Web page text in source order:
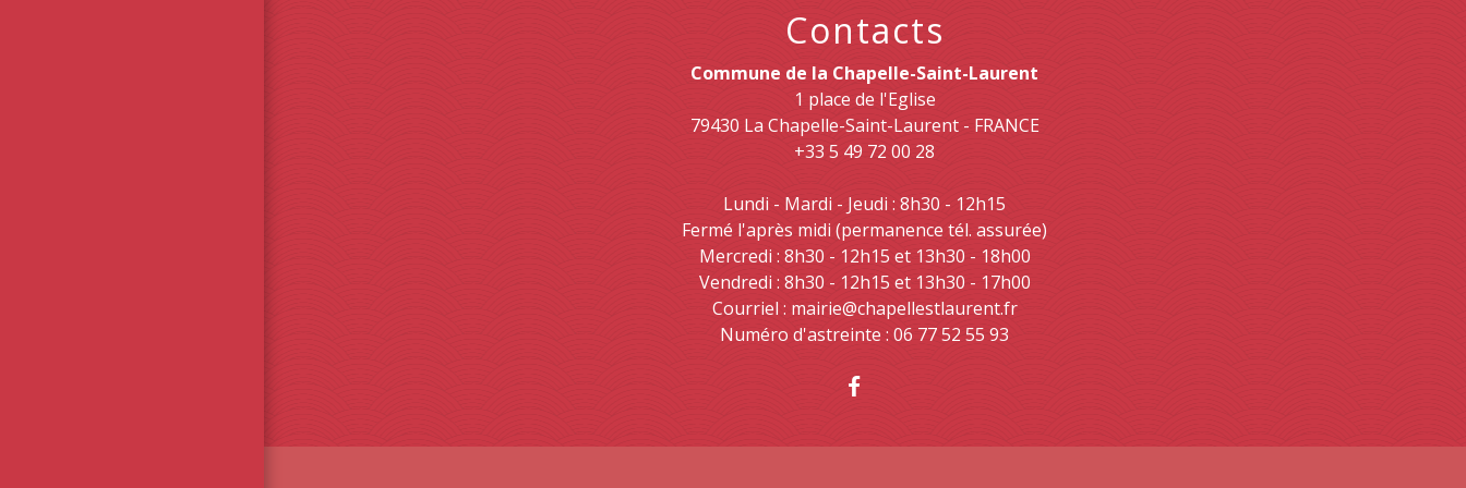
Contacts
Commune de la Chapelle-Saint-Laurent
1 place de l'Eglise
79430 La Chapelle-Saint-Laurent - FRANCE
+33 5 49 72 00 28
Lundi - Mardi - Jeudi : 8h30 - 12h15
Fermé l'après midi (permanence tél. assurée)
Mercredi : 8h30 - 12h15 et 13h30 - 18h00
Vendredi : 8h30 - 12h15 et 13h30 - 17h00
Courriel : mairie@chapellestlaurent.fr
Numéro d'astreinte : 06 77 52 55 93